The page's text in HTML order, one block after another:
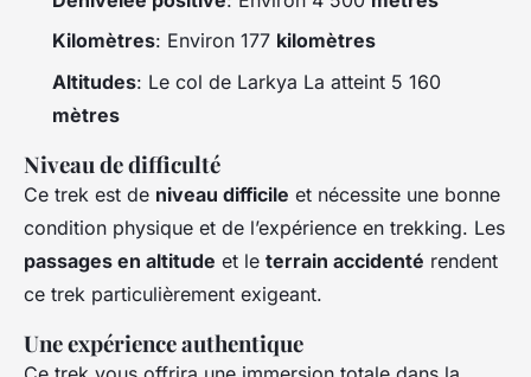
Kilomètres: Environ 177 kilomètres
Altitudes: Le col de Larkya La atteint 5 160
mètres
Niveau de difficulté
Ce trek est de niveau difficile et nécessite une bonne
condition physique et de l’expérience en trekking. Les
passages en altitude et le terrain accidenté rendent
ce trek particulièrement exigeant.
Une expérience authentique